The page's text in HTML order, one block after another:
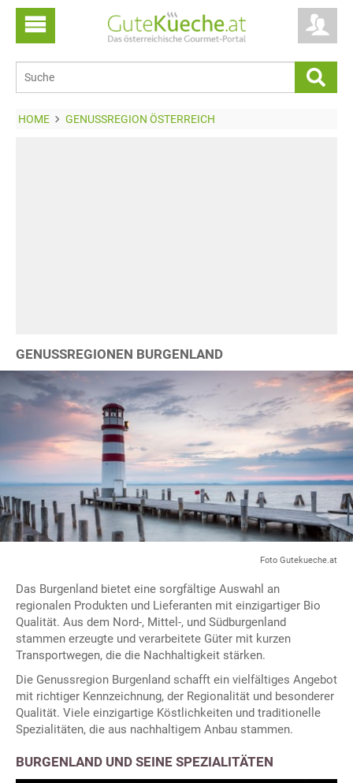
HOME GENUSSREGION ÖSTERREICH
GENUSSREGIONEN BURGENLAND
Foto Gutekueche.at
Das Burgenland bietet eine sorgfältige Auswahl an
regionalen Produkten und Lieferanten mit einzigartiger Bio
Qualität. Aus dem Nord-, Mittel-, und Südburgenland
stammen erzeugte und verarbeitete Güter mit kurzen
Transportwegen, die die Nachhaltigkeit stärken.
Die Genussregion Burgenland schafft ein vielfältiges Angebot
mit richtiger Kennzeichnung, der Regionalität und besonderer
Qualität. Viele einzigartige Köstlichkeiten und traditionelle
Spezialitäten, die aus nachhaltigem Anbau stammen.
BURGENLAND UND SEINE SPEZIALITÄTEN